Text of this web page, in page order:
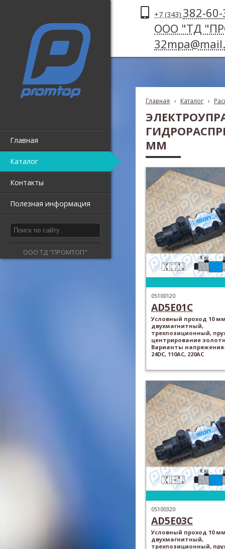
Главная
Каталог
Контакты
Полезная информация
ООО ТД "ПРОМТОП"
+7 (343) 382-
ООО "ТД
Главная › Каталог ›
ММ
05100120
AD5E01C
Условный проход 10
двухмагнитный,
трехпозиционный,
центрирование
Варианты напряжения:
24DC, 110AC, 220AC
05100320
AD5E03C
Условный проход 10
двухмагнитный,
трехпозиционный,